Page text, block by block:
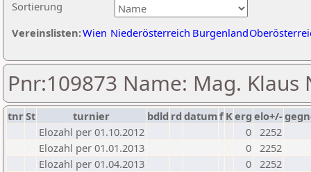
Sortierung
Vereinslisten:Wien Niederösterreich Burgenland
Pnr:109873 Name: Mag. Klaus
tnrSt turnier bdld rd datumf Kerg elo+/-
Elozahl per 01.10.2012
0 2252
Elozahl per 01.01.2013
0 2252
Elozahl per 01.04.2013
0 2252